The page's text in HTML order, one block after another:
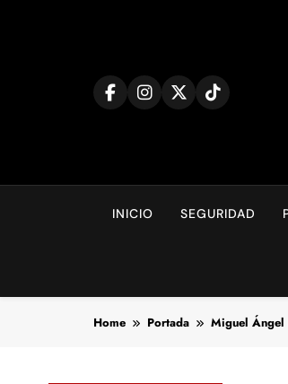
INICIO SEGURIDAD
Home Portada Miguel Ángel